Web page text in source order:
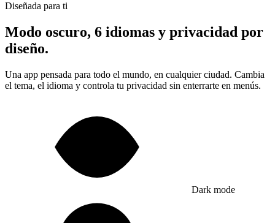
Diseñada para ti
Modo oscuro, 6 idiomas y privacidad por
diseño.
Una app pensada para todo el mundo, en cualquier ciudad. Cambia
el tema, el idioma y controla tu privacidad sin enterrarte en menús.
Dark mode